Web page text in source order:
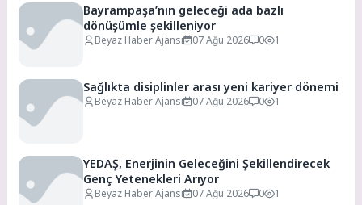
Bayrampaşa’nın geleceği ada bazlı
dönüşümle şekilleniyor
Beyaz Haber Ajansı 07 Ağu 2026 0 1
Sağlıkta disiplinler arası yeni kariyer dönemi
Beyaz Haber Ajansı 07 Ağu 2026 0 1
YEDAŞ, Enerjinin Geleceğini Şekillendirecek
Genç Yetenekleri Arıyor
Beyaz Haber Ajansı 07 Ağu 2026 0 1